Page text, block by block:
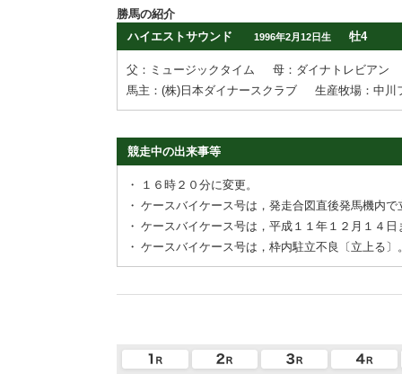
勝馬の紹介
ハイエストサウンド
1996年2月12日生 牡4
父：ミュージックタイム
母：ダイナトレビアン
馬主：(株)日本ダイナースクラブ
生産牧場：中川
競走中の出来事等
・
１６時２０分に変更。
・ ケースバイケース号は，発走合図直後発馬機内
・ ケースバイケース号は，平成１１年１２月１４
・ ケースバイケース号は，枠内駐立不良〔立上る〕